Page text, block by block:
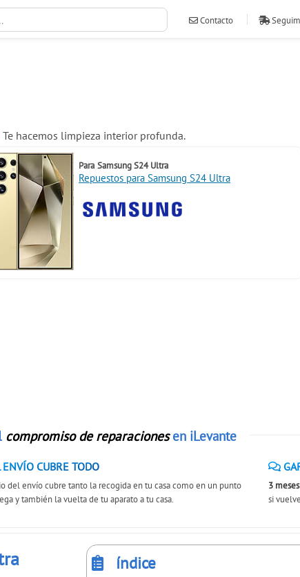
Contacto
Te hacemos limpieza interior profunda.
Para Samsung S24 Ultra
Repuestos para Samsung S24 Ultra
compromiso de reparacionesen iLevante
ENVÍO CUBRE TODO
del envío cubre tanto la recogida en tu casa como en un punto
y también la vuelta de tu aparato a tu casa.
3
si
índice